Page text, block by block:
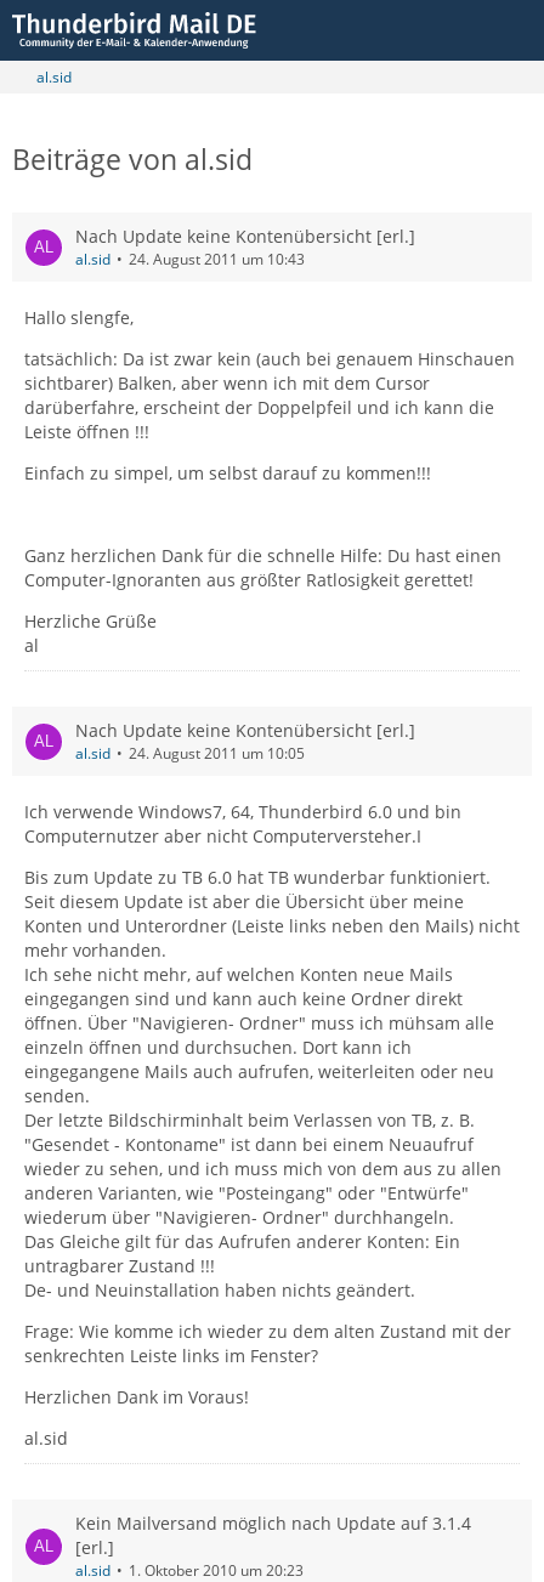
al.sid
Beiträge von al.sid
Nach Update keine Kontenübersicht [erl.]
al.sid 24. August 2011 um 10:43
Hallo slengfe,
tatsächlich: Da ist zwar kein (auch bei genauem Hinschauen
sichtbarer) Balken, aber wenn ich mit dem Cursor
darüberfahre, erscheint der Doppelpfeil und ich kann die
Leiste öffnen !!!
Einfach zu simpel, um selbst darauf zu kommen!!!
Ganz herzlichen Dank für die schnelle Hilfe: Du hast einen
Computer-Ignoranten aus größter Ratlosigkeit gerettet!
Herzliche Grüße
al
Nach Update keine Kontenübersicht [erl.]
al.sid 24. August 2011 um 10:05
Ich verwende Windows7, 64, Thunderbird 6.0 und bin
Computernutzer aber nicht Computerversteher.I
Bis zum Update zu TB 6.0 hat TB wunderbar funktioniert.
Seit diesem Update ist aber die Übersicht über meine
Konten und Unterordner (Leiste links neben den Mails) nicht
mehr vorhanden.
Ich sehe nicht mehr, auf welchen Konten neue Mails
eingegangen sind und kann auch keine Ordner direkt
öffnen. Über "Navigieren- Ordner" muss ich mühsam alle
einzeln öffnen und durchsuchen. Dort kann ich
eingegangene Mails auch aufrufen, weiterleiten oder neu
senden.
Der letzte Bildschirminhalt beim Verlassen von TB, z. B.
"Gesendet - Kontoname" ist dann bei einem Neuaufruf
wieder zu sehen, und ich muss mich von dem aus zu allen
anderen Varianten, wie "Posteingang" oder "Entwürfe"
wiederum über "Navigieren- Ordner" durchhangeln.
Das Gleiche gilt für das Aufrufen anderer Konten: Ein
untragbarer Zustand !!!
De- und Neuinstallation haben nichts geändert.
Frage: Wie komme ich wieder zu dem alten Zustand mit der
senkrechten Leiste links im Fenster?
Herzlichen Dank im Voraus!
al.sid
Kein Mailversand möglich nach Update auf 3.1.4
[erl.]
al.sid 1. Oktober 2010 um 20:23